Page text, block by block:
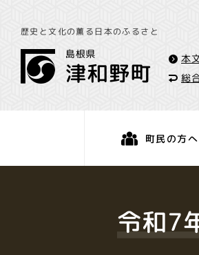
歴史と文化の薫る日本のふるさと
本
総
町民の方へ
令和7